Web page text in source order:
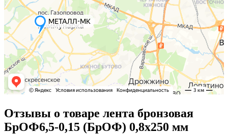
Отзывы о товаре лента бронзовая
БрОФ6,5-0,15 (БрОФ) 0,8х250 мм